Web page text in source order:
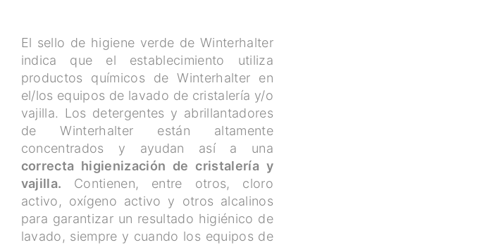
El sello de higiene verde de Winterhalter
indica que el establecimiento utiliza
productos químicos de Winterhalter en
el/los equipos de lavado de cristalería y/o
vajilla. Los detergentes y abrillantadores
de Winterhalter están altamente
concentrados y ayudan así a una
correcta higienización de cristalería y
vajilla. Contienen, entre otros, cloro
activo, oxígeno activo y otros alcalinos
para garantizar un resultado higiénico de
lavado, siempre y cuando los equipos de